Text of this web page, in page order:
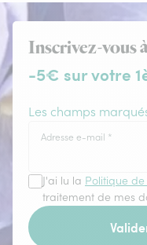
Inscrivez-vous
-5€ sur votre
Les champs
Adresse e-mail *
J'ai lu la Politique
traitement de mes